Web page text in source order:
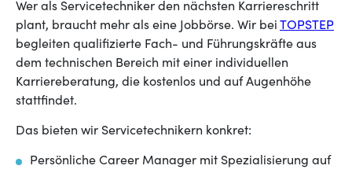
Wer als Servicetechniker den nächsten Karriereschritt
plant, braucht mehr als eine Jobbörse. Wir bei TOPSTEP
begleiten qualifizierte Fach- und Führungskräfte aus
dem technischen Bereich mit einer individuellen
Karriereberatung, die kostenlos und auf Augenhöhe
stattfindet.
Das bieten wir Servicetechnikern konkret:
Persönliche Career Manager mit Spezialisierung auf